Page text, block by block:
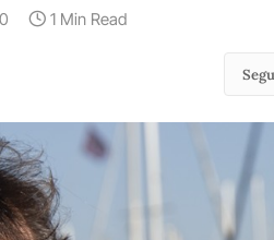
1 Min Read